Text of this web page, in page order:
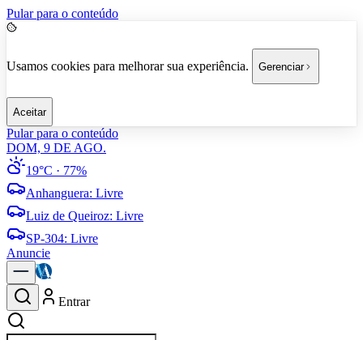
Pular para o conteúdo
Usamos cookies para melhorar sua experiência. Gerenciar
Aceitar
Pular para o conteúdo
DOM, 9 DE AGO.
19°C · 77%
Anhanguera: Livre
Luiz de Queiroz: Livre
SP-304: Livre
Anuncie
Entrar